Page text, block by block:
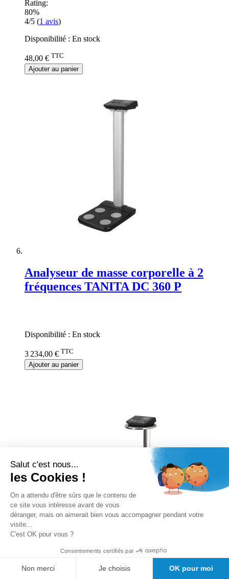
Rating:
80%
4/5 (1 avis)
Disponibilité : En stock
48,00 € TTC
Ajouter au panier
Analyseur de masse corporelle à 2
fréquences TANITA DC 360 P
Disponibilité : En stock
3 234,00 € TTC
Ajouter au panier
Analyseur de masse corporelle avec
Salut c'est nous...
les Cookies !
On a attendu d'être sûrs que le contenu de
ce site vous intéresse avant de vous
déranger, mais on aimerait bien vous accompagner pendant votre
visite...
C'est OK pour vous ?
Consentements certifiés par
Non merci Je choisis OK pour moi